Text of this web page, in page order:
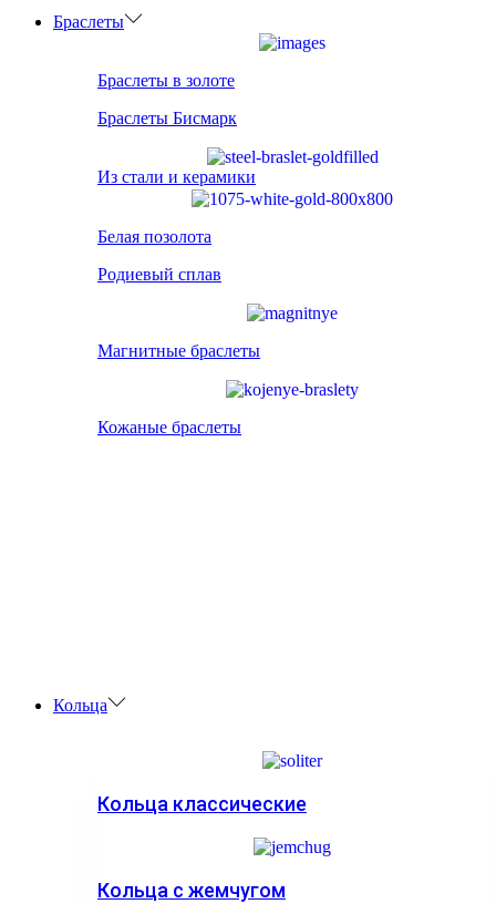
Браслеты
Браслеты в золоте
Браслеты Бисмарк
Из стали и керамики
Белая позолота
Родиевый сплав
Магнитные браслеты
Кожаные браслеты
Кольца
Кольца классические
Кольца с жемчугом